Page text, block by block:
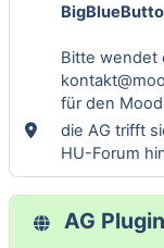
Bitte wendet
für den
die AG trifft
HU-Forum
AG